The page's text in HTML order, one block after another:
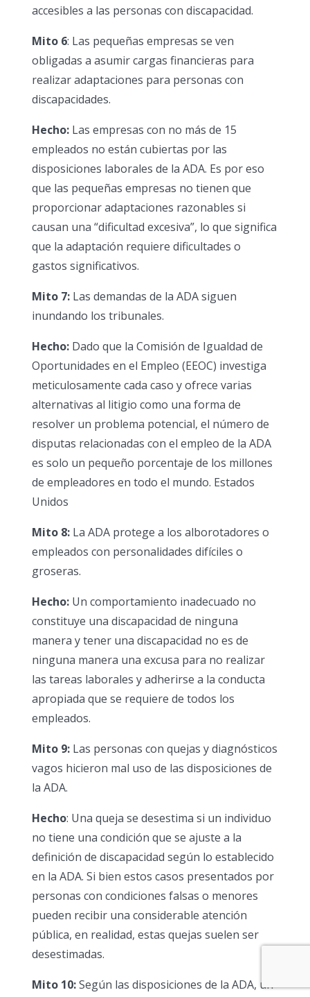
accesibles a las personas con discapacidad.
Mito 6: Las pequeñas empresas se ven
obligadas a asumir cargas financieras para
realizar adaptaciones para personas con
discapacidades.
Hecho: Las empresas con no más de 15
empleados no están cubiertas por las
disposiciones laborales de la ADA. Es por eso
que las pequeñas empresas no tienen que
proporcionar adaptaciones razonables si
causan una “dificultad excesiva”, lo que significa
que la adaptación requiere dificultades o
gastos significativos.
Mito 7: Las demandas de la ADA siguen
inundando los tribunales.
Hecho: Dado que la Comisión de Igualdad de
Oportunidades en el Empleo (EEOC) investiga
meticulosamente cada caso y ofrece varias
alternativas al litigio como una forma de
resolver un problema potencial, el número de
disputas relacionadas con el empleo de la ADA
es solo un pequeño porcentaje de los millones
de empleadores en todo el mundo. Estados
Unidos
Mito 8: La ADA protege a los alborotadores o
empleados con personalidades difíciles o
groseras.
Hecho: Un comportamiento inadecuado no
constituye una discapacidad de ninguna
manera y tener una discapacidad no es de
ninguna manera una excusa para no realizar
las tareas laborales y adherirse a la conducta
apropiada que se requiere de todos los
empleados.
Mito 9: Las personas con quejas y diagnósticos
vagos hicieron mal uso de las disposiciones de
la ADA.
Hecho: Una queja se desestima si un individuo
no tiene una condición que se ajuste a la
definición de discapacidad según lo establecido
en la ADA. Si bien estos casos presentados por
personas con condiciones falsas o menores
pueden recibir una considerable atención
pública, en realidad, estas quejas suelen ser
desestimadas.
Mito 10:Según las disposiciones de la ADA, un